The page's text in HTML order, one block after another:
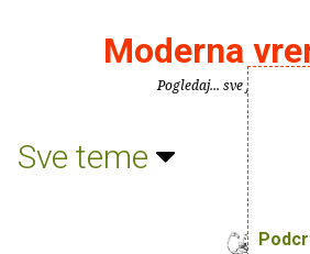
Moderna
Pogledaj... sve je puno
Sve teme